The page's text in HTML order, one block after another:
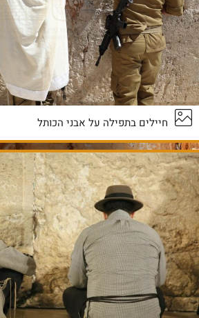
חיילים בתפילה על אבני הכותל